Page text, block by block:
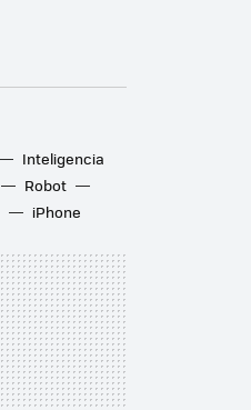
Inteligencia
Robot
iPhone